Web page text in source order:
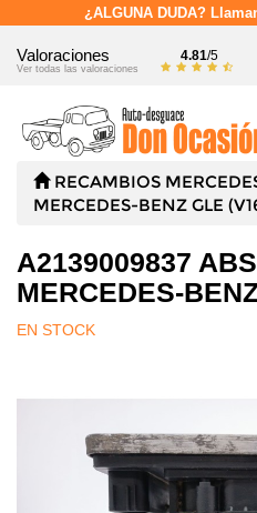
¿ALGUNA DUDA?
Valoraciones
Ver todas las valoraciones
4.81/5
RECAMBIOS
MERCEDES-BENZ GLE
A2139009837
MERCEDES-
EN STOCK